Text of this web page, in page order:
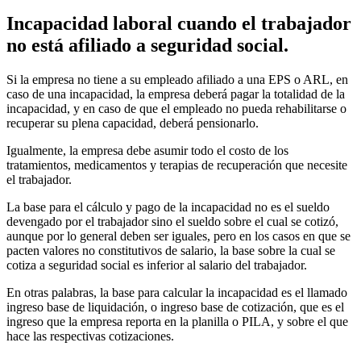
Incapacidad laboral cuando el trabajador
no está afiliado a seguridad social.
Si la empresa no tiene a su empleado afiliado a una EPS o ARL, en
caso de una incapacidad, la empresa deberá pagar la totalidad de la
incapacidad, y en caso de que el empleado no pueda rehabilitarse o
recuperar su plena capacidad, deberá pensionarlo.
Igualmente, la empresa debe asumir todo el costo de los
tratamientos, medicamentos y terapias de recuperación que necesite
el trabajador.
La base para el cálculo y pago de la incapacidad no es el sueldo
devengado por el trabajador sino el sueldo sobre el cual se cotizó,
aunque por lo general deben ser iguales, pero en los casos en que se
pacten valores no constitutivos de salario, la base sobre la cual se
cotiza a seguridad social es inferior al salario del trabajador.
En otras palabras, la base para calcular la incapacidad es el llamado
ingreso base de liquidación, o ingreso base de cotización, que es el
ingreso que la empresa reporta en la planilla o PILA, y sobre el que
hace las respectivas cotizaciones.